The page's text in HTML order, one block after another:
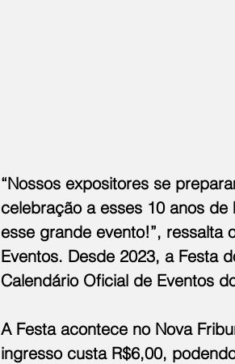
“Nossos expositores se
celebração a esses 10 anos
esse grande evento!”, ressalta
Eventos. Desde 2023, a Festa
Calendário Oficial de Eventos
A Festa acontece no Nova
ingresso custa R$6,00,